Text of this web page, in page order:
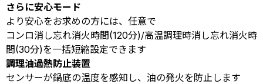
さらに安心モード
より安心をお求めの方には、任意で
コンロ消し忘れ消火時間(120分)/高温調理時消し忘れ消火時
間(30分)を一括短縮設定できます
調理油過熱防止装置
センサーが鍋底の温度を感知し、油の発火を防止します